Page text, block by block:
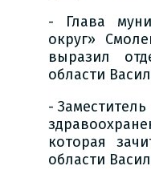
- Глава
округ»
выразил
области
-
которая
области